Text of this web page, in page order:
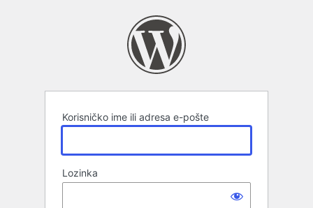
Korisničko ime ili adresa e-pošte
Lozinka